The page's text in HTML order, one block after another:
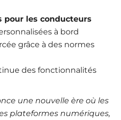
pour les conducteurs
à bord
grâce à des normes
des fonctionnalités
une nouvelle ère où les
plateformes numériques,